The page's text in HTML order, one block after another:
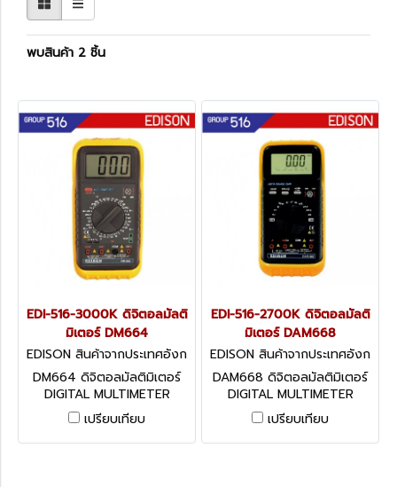
พบสินค้า 2 ชิ้น
EDI-516-3000K ดิจิตอลมัลติ
มิเตอร์ DM664
EDISON สินค้าจากประเทศอังก
ฤษ EDI-516-3000K
DM664 ดิจิตอลมัลติมิเตอร์
DIGITAL MULTIMETER
เปรียบเทียบ
EDI-516-2700K ดิจิตอลมัลติ
มิเตอร์ DAM668
EDISON สินค้าจากประเทศอังก
ฤษ EDI-516-2700K
DAM668 ดิจิตอลมัลติมิเตอร์
DIGITAL MULTIMETER
เปรียบเทียบ